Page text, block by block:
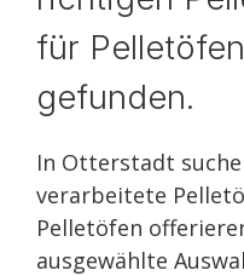
für
gefunden.
In Otterstadt
verarbeitete
Pelletöfen
ausgewählte